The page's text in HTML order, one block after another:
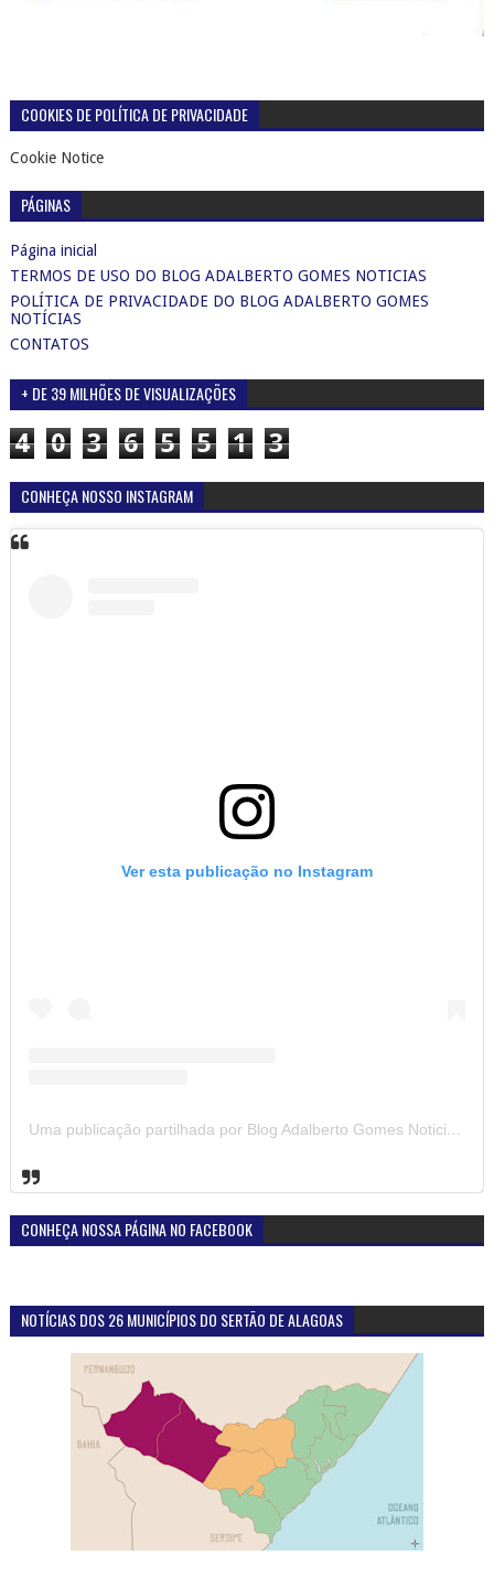
COOKIES DE POLÍTICA DE PRIVACIDADE
Cookie Notice
PÁGINAS
Página inicial
TERMOS DE USO DO BLOG ADALBERTO GOMES NOTICIAS
POLÍTICA DE PRIVACIDADE DO BLOG ADALBERTO GOMES
NOTÍCIAS
CONTATOS
+ DE 39 MILHÕES DE VISUALIZAÇÕES
4 0 3 6 5 5 1 3
CONHEÇA NOSSO INSTAGRAM
Ver esta publicação no Instagram
Uma publicação partilhada por Blog Adalberto Gomes Noticias (@blogadalbertogomesnoticiass)
CONHEÇA NOSSA PÁGINA NO FACEBOOK
NOTÍCIAS DOS 26 MUNICÍPIOS DO SERTÃO DE ALAGOAS